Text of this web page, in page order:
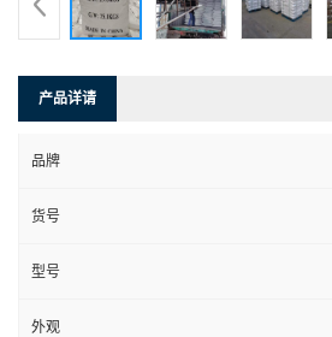
产品详请
品牌
货号
型号
外观